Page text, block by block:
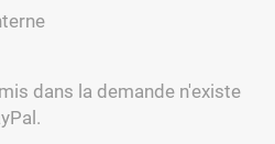
dans la demande n'existe